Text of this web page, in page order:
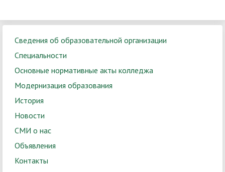
Сведения об образовательной организации
Специальности
Основные нормативные акты колледжа
Модернизация образования
История
Новости
СМИ о нас
Объявления
Контакты